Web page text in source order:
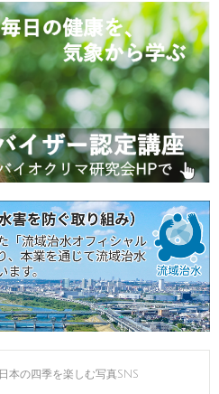
日本の四季を楽しむ写真SNS